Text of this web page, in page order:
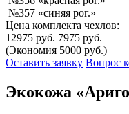
№357 «синяя рог.»
Цена комплекта чехлов:
12975 руб. 7975 руб.
(Экономия 5000 руб.)
Оставить заявку Вопрос
Экокожа